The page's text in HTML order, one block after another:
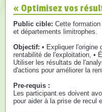
« Optimisez vos
Public cible: Cette
et départements limitrophes.
Objectif: • Expliquer l'origine
rentabilité de l'exploitation, •
Utiliser les résultats de
d'actions pour améliorer la
Pre-requis :
Les participant.es doivent
pour aider à la prise de recul